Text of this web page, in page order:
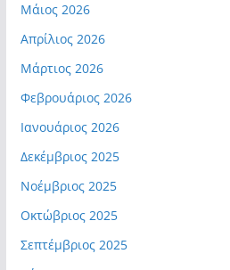
Μάιος 2026
Απρίλιος 2026
Μάρτιος 2026
Φεβρουάριος 2026
Ιανουάριος 2026
Δεκέμβριος 2025
Νοέμβριος 2025
Οκτώβριος 2025
Σεπτέμβριος 2025